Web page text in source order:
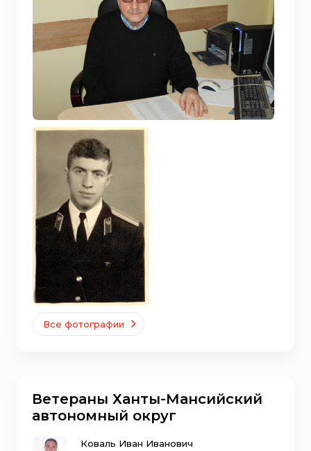
Все фотографии
Ветераны Ханты-Мансийский
автономный округ
Коваль Иван Иванович